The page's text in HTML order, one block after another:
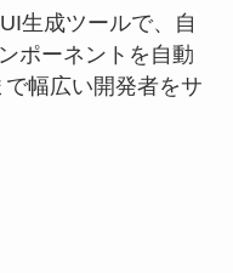
生成ツールで、自
ポーネントを自動
幅広い開発者をサ